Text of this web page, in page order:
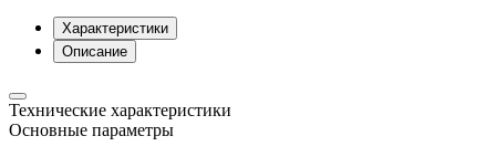
Характеристики
Описание
Технические характеристики
Основные параметры